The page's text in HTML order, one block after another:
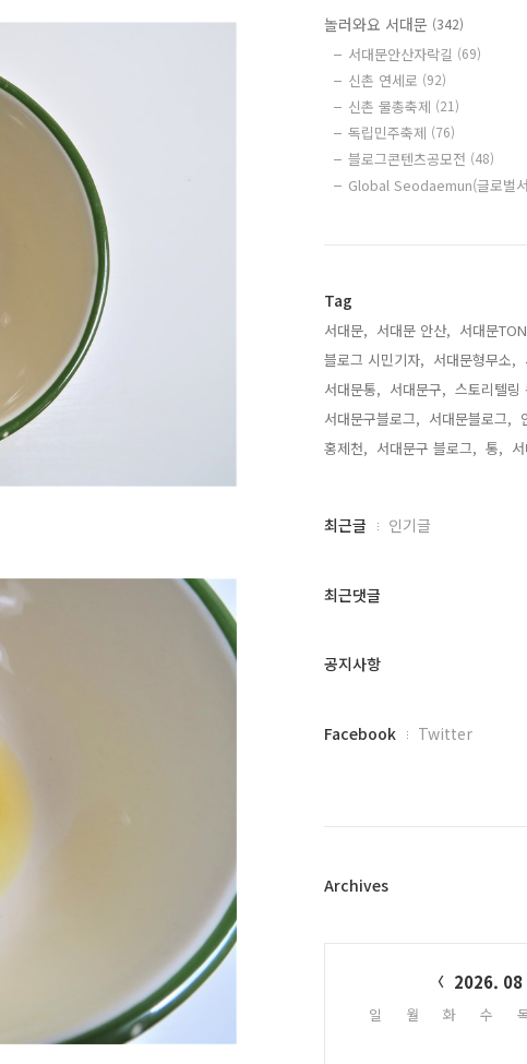
놀러와요 서대문 (342)
서대문안산자락길 (69)
신촌 연세로 (92)
신촌 물총축제 (21)
독립민주축제 (76)
블로그콘텐츠공모전 (48)
Global Seodaemun(글로벌
Tag
서대문, 서대문 안산, 서대문
블로그 시민기자, 서대문형무소,
서대문통, 서대문구, 스토리텔링
서대문구블로그, 서대문블로그,
홍제천, 서대문구 블로그, 통,
최
과
글
최근글 인기글
최근댓글
공지사항
페
플
Facebook Twitter
Archives
2026. 08
일 월 화 수